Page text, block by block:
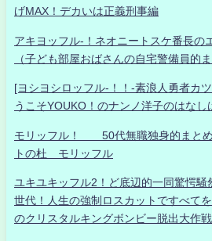
げMAX！デカいは正義刑事編
アキヨッフル-！ネオニートスケ番長の
（子ども部屋おばさんの自宅警備員的ま
[ヨシヨシロッフル-！！-素浪人勇者カ
うこそYOUKO！のナンノ洋子のはなし
モリッフル！ 50代無職独身的まとめ
トの杜 モリッフル
ユキユキッフル2！ど底辺的一同驚愕騒
世代！人生の強制ロスカットですべて
のクリスタルキングボンビー脱出大作戦